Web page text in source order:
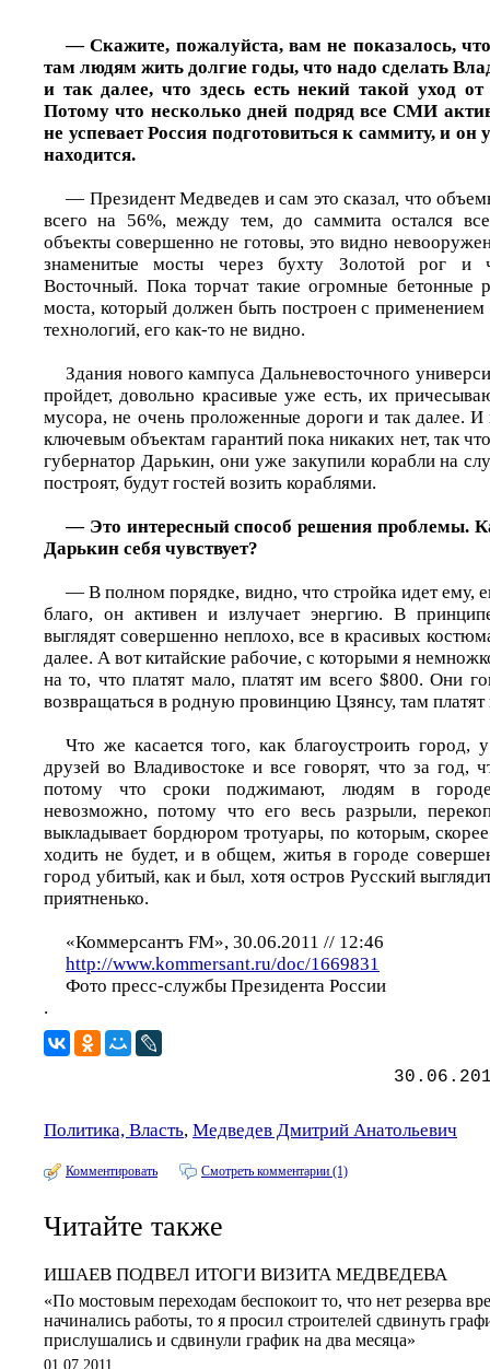
— Скажите, пожалуйста, вам не показалось,
там людям жить долгие годы, что надо сделать
и так далее, что здесь есть некий такой уход
Потому что несколько дней подряд все СМИ
не успевает Россия подготовиться к саммиту, и он
находится.
— Президент Медведев и сам это сказал, что
всего на 56%, между тем, до саммита остался
объекты совершенно не готовы, это видно
знаменитые мосты через бухту Золотой рог и
Восточный. Пока торчат такие огромные бетонные
моста, который должен быть построен с
технологий, его как-то не видно.
Здания нового кампуса Дальневосточного
пройдет, довольно красивые уже есть, их
мусора, не очень проложенные дороги и так далее.
ключевым объектам гарантий пока никаких нет, так
губернатор Дарькин, они уже закупили корабли на
построят, будут гостей возить кораблями.
— Это интересный способ решения проблемы.
Дарькин себя чувствует?
— В полном порядке, видно, что стройка идет ему,
благо, он активен и излучает энергию. В
выглядят совершенно неплохо, все в красивых
далее. А вот китайские рабочие, с которыми я
на то, что платят мало, платят им всего $800. Они
возвращаться в родную провинцию Цзянсу, там
Что же касается того, как благоустроить город,
друзей во Владивостоке и все говорят, что за год,
потому что сроки поджимают, людям в городе
невозможно, потому что его весь разрыли,
выкладывает бордюром тротуары, по которым, скорее
ходить не будет, и в общем, житья в городе
город убитый, как и был, хотя остров Русский
приятненько.
«Коммерсантъ FM», 30.06.2011 // 12:46
http://www.kommersant.ru/doc/1669831
Фото пресс-службы Президента России
.
Политика, Власть, Медведев Дмитрий Анатольевич
Комментировать Смотреть комментарии (1)
Читайте также
ИШАЕВ ПОДВЕЛ ИТОГИ ВИЗИТА МЕДВЕДЕВА
«По мостовым переходам беспокоит то, что нет резерва
начинались работы, то я просил строителей сдвинуть
прислушались и сдвинули график на два месяца»
01.07.2011